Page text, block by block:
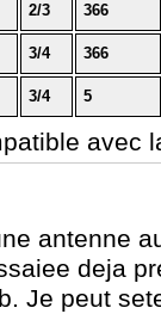
2/3 366
3/4 366
3/4 5
avec
antenne
deja
Je peut